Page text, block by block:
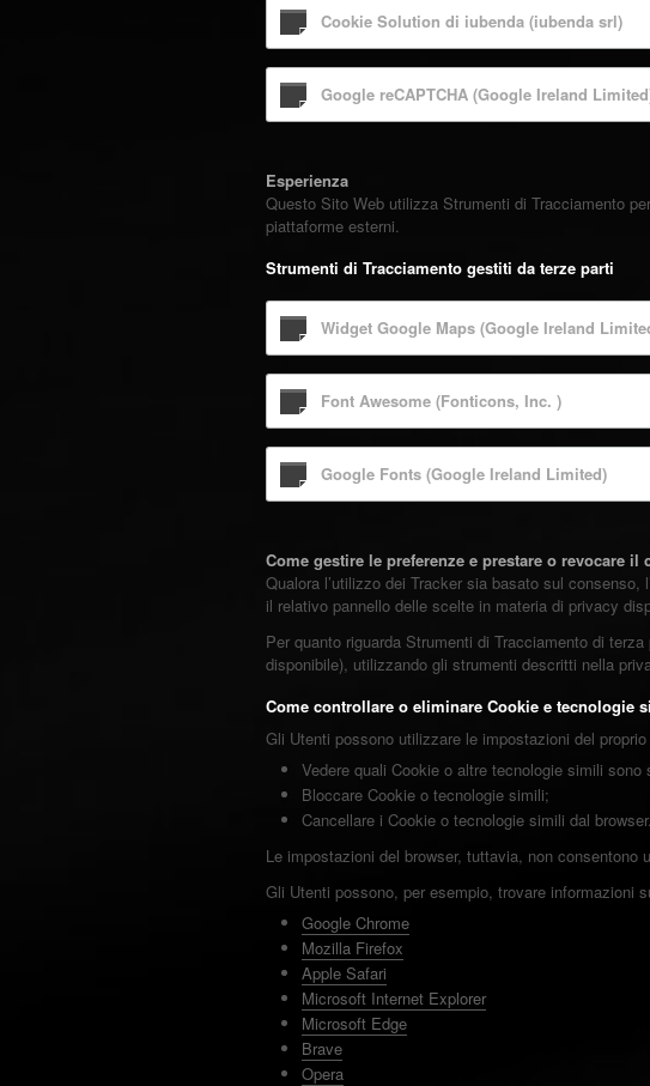
Cookie Solution di iubenda (iubenda srl)
Google reCAPTCHA (Google Ireland
Esperienza
Questo Sito Web utilizza Strumenti di Tracciamento
piattaforme esterni.
Strumenti di Tracciamento gestiti da terze parti
Widget Google Maps (Google Ireland
Font Awesome (Fonticons, Inc. )
Google Fonts (Google Ireland Limited)
Come gestire le preferenze e prestare o revocare il
Qualora l’utilizzo dei Tracker sia basato sul
il relativo pannello delle scelte in materia di privacy
Per quanto riguarda Strumenti di Tracciamento di
disponibile), utilizzando gli strumenti descritti nella
Come controllare o eliminare Cookie e
Gli Utenti possono utilizzare le impostazioni del proprio
Vedere quali Cookie o altre tecnologie simili
Bloccare Cookie o tecnologie simili;
Cancellare i Cookie o tecnologie simili dal browser.
Le impostazioni del browser, tuttavia, non consentono
Gli Utenti possono, per esempio, trovare informazioni
Google Chrome
Mozilla Firefox
Apple Safari
Microsoft Internet Explorer
Microsoft Edge
Brave
Opera